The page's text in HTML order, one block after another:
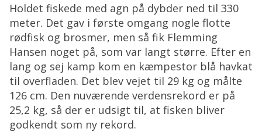
Holdet fiskede med agn på dybder ned til 330
meter. Det gav i første omgang nogle flotte
rødfisk og brosmer, men så fik Flemming
Hansen noget på, som var langt større. Efter en
lang og sej kamp kom en kæmpestor blå havkat
til overfladen. Det blev vejet til 29 kg og målte
126 cm. Den nuværende verdensrekord er på
25,2 kg, så der er udsigt til, at fisken bliver
godkendt som ny rekord.